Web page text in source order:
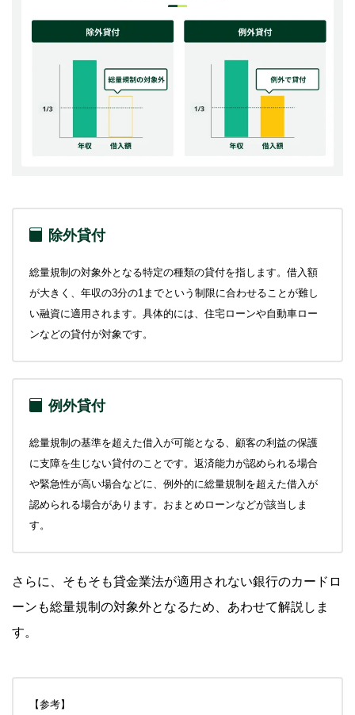
除外貸付
総量規制の対象外となる特定の種類の貸付を指します。借入額
が大きく、年収の3分の1までという制限に合わせることが難し
い融資に適用されます。具体的には、住宅ローンや自動車ロー
ンなどの貸付が対象です。
例外貸付
総量規制の基準を超えた借入が可能となる、顧客の利益の保護
に支障を生じない貸付のことです。返済能力が認められる場合
や緊急性が高い場合などに、例外的に総量規制を超えた借入が
認められる場合があります。おまとめローンなどが該当しま
す。
さらに、そもそも貸金業法が適用されない銀行のカードロ
ーンも総量規制の対象外となるため、あわせて解説しま
す。
【参考】